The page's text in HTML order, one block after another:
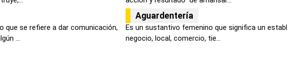
que se refiere a dar comunicación,
...
Aguardentería
Es un sustantivo femenino que significa un
negocio, local, comercio, tie...